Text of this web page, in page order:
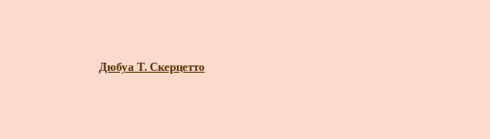
Дюбуа Т. Скерцетто